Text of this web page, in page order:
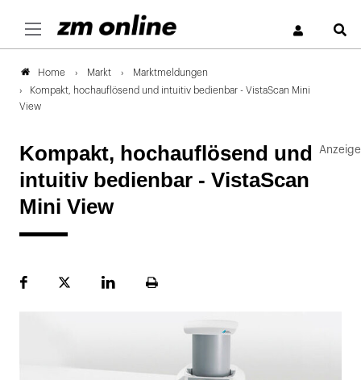
Home Markt
Marktmeldungen
Kompakt, hochauflösend und intuitiv bedienbar - VistaScan Mini
View
Kompakt, hochauflösend und
intuitiv bedienbar - VistaScan
Mini View
FacebookPlattformLinekdInSeite